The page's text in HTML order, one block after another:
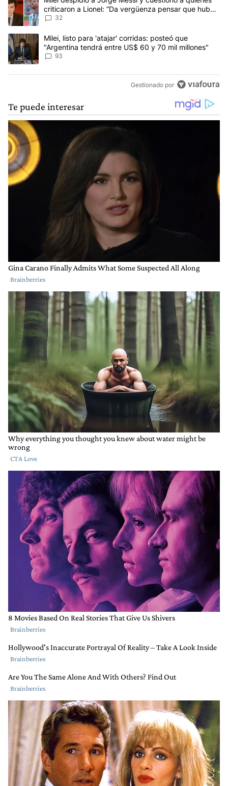
criticaron a Lionel: “Da vergüenza pensar que hubo
anti-Messi”
32
Un artículo de tendencia con el título "Milei, listo para 'atajar'
Milei, listo para 'atajar' corridas: posteó que
"Argentina tendrá entre US$ 60 y 70 mil millones"
93
Gestionado por